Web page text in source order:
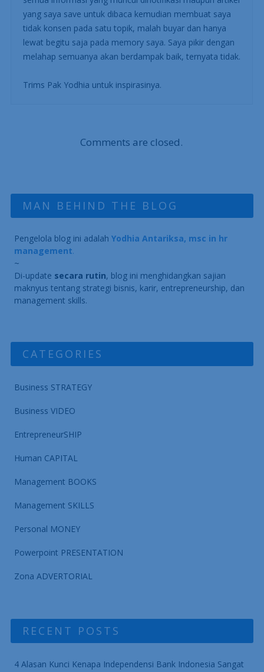
yang saya save untuk dibaca kemudian membuat saya
tidak konsen pada satu topik, malah buyar dan hanya
lewat begitu saja pada memory saya. Saya pikir dengan
melahap semuanya akan berdampak baik, ternyata tidak.
Trims Pak Yodhia untuk inspirasinya.
Comments are closed.
MAN BEHIND THE BLOG
Pengelola blog ini adalah Yodhia Antariksa, msc in hr
management.
~
Di-update secara rutin, blog ini menghidangkan sajian
maknyus tentang strategi bisnis, karir, entrepreneurship, dan
management skills.
CATEGORIES
Business STRATEGY
Business VIDEO
EntrepreneurSHIP
Human CAPITAL
Management BOOKS
Management SKILLS
Personal MONEY
Powerpoint PRESENTATION
Zona ADVERTORIAL
RECENT POSTS
4 Alasan Kunci Kenapa Independensi Bank Indonesia Sangat